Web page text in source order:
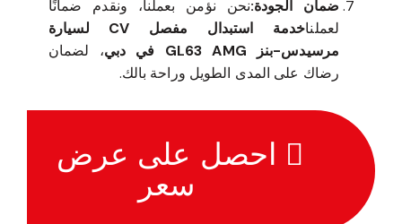
ضمان الجودة:نحن نؤمن بعملنا، ونقدم ضمانًا
لعملنا
خدمة استبدال مفصل CV لسيارة
مرسيدس-بنز GL63 AMG في دبي
، لضمان
رضاك على المدى الطويل وراحة بالك.
احصل على عرض
سعر